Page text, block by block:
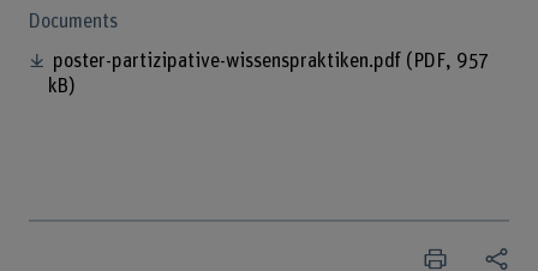
Documents
poster-partizipative-wissenspraktiken.pdf (PDF, 957
kB)